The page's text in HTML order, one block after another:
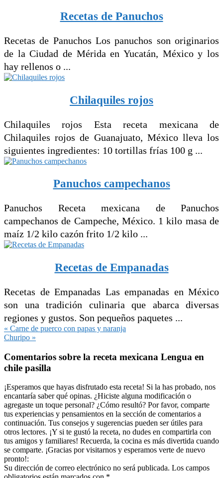
Recetas de Panuchos
Recetas de Panuchos Los panuchos son originarios
de la Ciudad de Mérida en Yucatán, México y los
hay rellenos o ...
Chilaquiles rojos
Chilaquiles rojos Esta receta mexicana de
Chilaquiles rojos de Guanajuato, México lleva los
siguientes ingredientes: 10 tortillas frías 100 g ...
Panuchos campechanos
Panuchos Receta mexicana de Panuchos
campechanos de Campeche, México. 1 kilo masa de
maíz 1/2 kilo cazón frito 1/2 kilo ...
Recetas de Empanadas
Recetas de Empanadas Las empanadas en México
son una tradición culinaria que abarca diversas
regiones y gustos. Son pequeños paquetes ...
Entrada
anterior:
« Carne de puerco con papas y naranja
Siguiente
Churipo »
con
los
lectores
Comentarios sobre la receta mexicana Lengua en
chile pasilla
¡Esperamos que hayas disfrutado esta receta! Si la has probado, nos
encantaría saber qué opinas. ¿Hiciste alguna modificación o
agregaste un toque personal? ¿Cómo resultó? Por favor, comparte
tus experiencias y pensamientos en la sección de comentarios a
continuación. Tus consejos y sugerencias pueden ser útiles para
otros lectores. ¡Y si te gustó la receta, no dudes en compartirla con
tus amigos y familiares! Recuerda, la cocina es más divertida cuando
se comparte. ¡Gracias por visitarnos y esperamos verte de nuevo
pronto!:
Su dirección de correo electrónico no será publicada. Los campos